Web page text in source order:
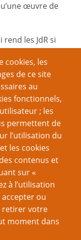
œuvre de
les JdR si
la question de la
effectué sur ce
.[Retour]
même terminologie
d’art dans son
fait des
John Kim
Glenn Blacow, dont
ici. [Par ailleurs, le
est une formulation
auquel s'ajoute
cookies, les
de ce site
au
fonctionnels,
; les
permettent de
l’utilisation du
les cookies
contenus et
sur «
à l’utilisation
accepter ou
retirer votre
moment dans